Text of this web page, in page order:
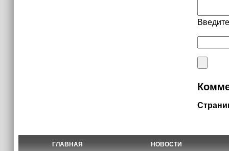
ГЛАВНАЯ НОВОСТИ